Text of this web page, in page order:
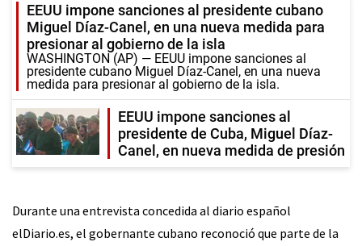
EEUU impone sanciones al presidente cubano
Miguel Díaz-Canel, en una nueva medida para
presionar al gobierno de la isla
WASHINGTON (AP) — EEUU impone sanciones al
presidente cubano Miguel Díaz-Canel, en una nueva
medida para presionar al gobierno de la isla.
EEUU impone sanciones al
presidente de Cuba, Miguel Díaz-
Canel, en nueva medida de presión
Durante una entrevista concedida al diario español
elDiario.es, el gobernante cubano reconoció que parte de la